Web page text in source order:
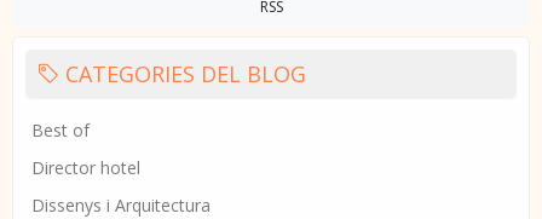
RSS
CATEGORIES DEL BLOG
Best of
Director hotel
Dissenys i Arquitectura